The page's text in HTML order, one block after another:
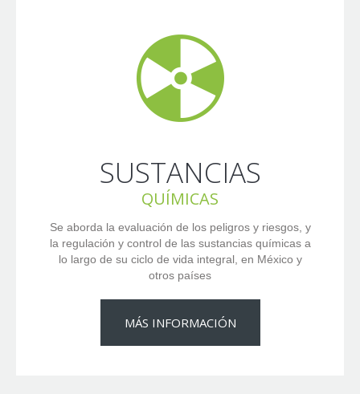
SUSTANCIAS
QUÍMICAS
Se aborda la evaluación de los peligros y riesgos, y
la regulación y control de las sustancias químicas a
lo largo de su ciclo de vida integral, en México y
otros países
MÁS INFORMACIÓN